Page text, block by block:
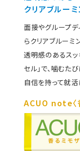
クリアブルー
面接やグループデ
らクリアブルーミ
透明感のあるスッ
セル」で、 噛むたび
自信を持って就活
ACUO note〈